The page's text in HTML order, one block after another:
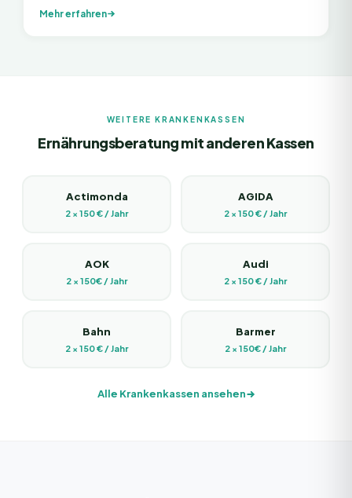
Mehr erfahren
WEITERE KRANKENKASSEN
Ernährungsberatung mit anderen Kassen
Actimonda
2 × 150 € / Jahr
AGIDA
2 × 150 € / Jahr
AOK
2 × 150€ / Jahr
Audi
2 × 150 € / Jahr
Bahn
2 × 150 € / Jahr
Barmer
2 × 150€ / Jahr
Alle Krankenkassen ansehen